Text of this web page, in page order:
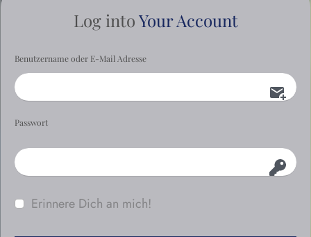
Log intoYour Account
Benutzername oder E-Mail Adresse
Passwort
Erinnere Dich an mich!